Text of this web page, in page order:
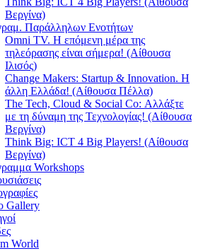
Βεργίνα)
Παράλληλων Ενοτήτων
Omni TV. Η επόμενη μέρα της
τηλεόρασης είναι σήμερα! (Αίθουσα
Ιλισός)
Change Makers: Startup & Innovation. Η
άλλη Ελλάδα! (Αίθουσα Πέλλα)
The Tech, Cloud & Social Co: Αλλάξτε
με τη δύναμη της Τεχνολογίας! (Αίθουσα
Βεργίνα)
Think Big: ICT 4 Big Players! (Αίθουσα
Βεργίνα)
Workshops
Gallery
World